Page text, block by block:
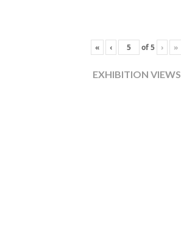
« ‹ of5 › »
EXHIBITION VIEWS